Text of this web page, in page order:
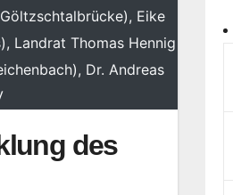
Eike
Landrat Thomas Hennig
Dr. Andreas
des